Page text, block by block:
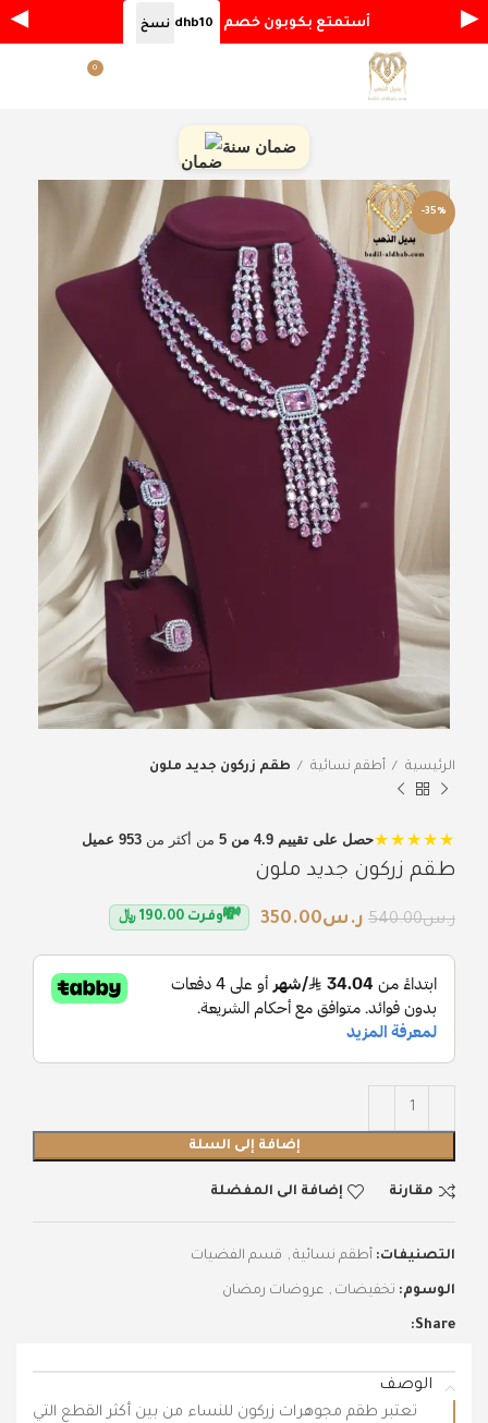
0
ضمان سنة
-35%
الرئيسية أطقم نسائية طقم زركون جديد ملون
★★★★★حصل على تقييم 4.9 من 5 من أكثر من 953 عميل
طقم زركون جديد ملون
ر.س540.00 ر.س350.00
💸وفرت 190.00 ﷼
إضافة إلى السلة
مقارنة إضافة الى المفضلة
التصنيفات: أطقم نسائية , قسم الفضيات
الوسوم: تخفيضات , عروضات رمضان
Share:
الوصف
تعتبر طقم مجوهرات زركون للنساء من بين أكثر القطع التي
◀ أستمتع بكوبون خصم dhb10 نسخ ▶